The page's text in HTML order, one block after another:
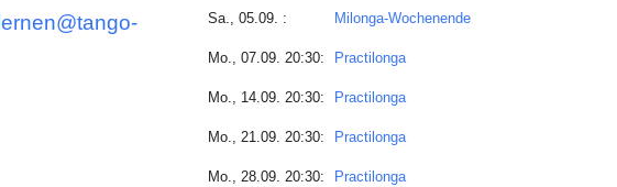
lernen@tango-
Sa., 05.09. : Milonga-Wochenende
Mo., 07.09. 20:30: Practilonga
Mo., 14.09. 20:30: Practilonga
Mo., 21.09. 20:30: Practilonga
Mo., 28.09. 20:30: Practilonga